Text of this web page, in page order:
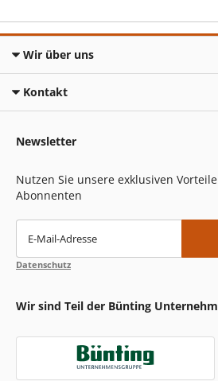
Wir über uns
Kontakt
Newsletter
Nutzen Sie unsere exklusiven
Abonnenten
E-Mail-Adresse
Datenschutz
Wir sind Teil der Bünting